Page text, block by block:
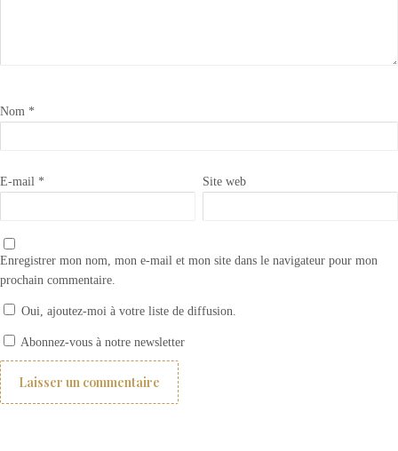
Nom *
E-mail * Site web
Enregistrer mon nom, mon e-mail et mon site dans le navigateur pour mon
prochain commentaire.
Oui, ajoutez-moi à votre liste de diffusion.
Abonnez-vous à notre newsletter